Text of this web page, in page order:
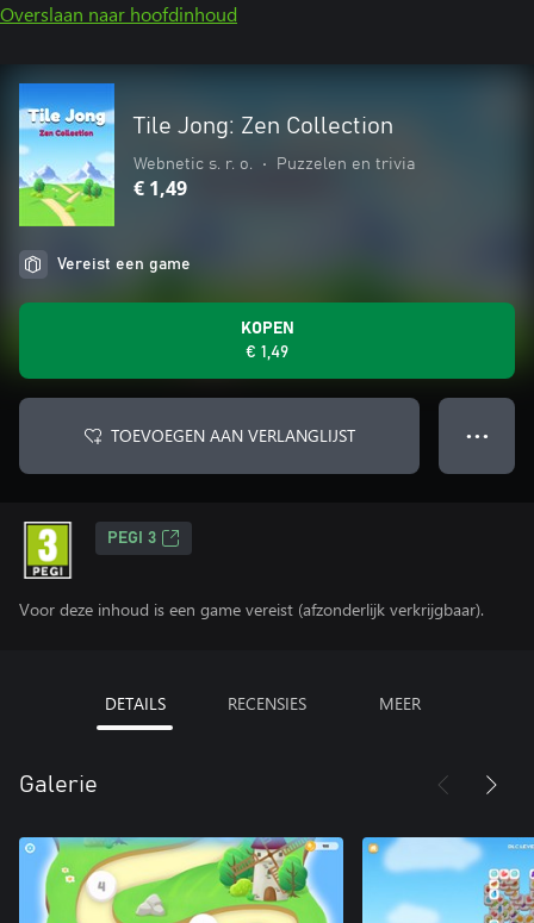
Overslaan naar hoofdinhoud
Tile Jong: Zen Collection
Webnetic s. r. o. • Puzzelen en trivia
€ 1,49
Vereist een game
KOPEN
€ 1,49
TOEVOEGEN AAN VERLANGLIJST ● ● ●
PEGI 3
Voor deze inhoud is een game vereist (afzonderlijk verkrijgbaar).
DETAILS RECENSIES MEER
Galerie